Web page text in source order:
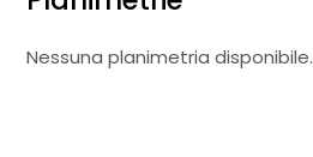
Nessuna planimetria disponibile.